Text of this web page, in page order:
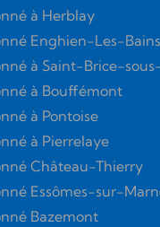
à Herblay
Enghien-Les-Bains
à Saint-Brice-
à Bouffémont
à Pontoise
à Pierrelaye
Château-Thierry
Essômes-sur-
Bazemont